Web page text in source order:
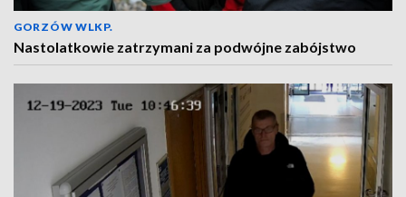
GORZÓW WLKP.
Nastolatkowie zatrzymani za podwójne zabójstwo